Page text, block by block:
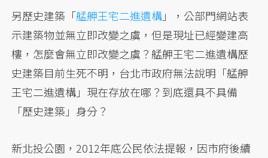
另歷史建築「艋舺王宅二進遺構」，公部門網站表
示建築物並無立即改變之虞，但是現址已經變建高
樓，怎麼會無立即改變之虞？艋舺王宅二進遺構歷
史建築目前生死不明，台北市政府無法說明「艋舺
王宅二進遺構」現在存放在哪？到底還具不具備
「歷史建築」身分？
新北投公園，2012年底公民依法提報，因市府後續